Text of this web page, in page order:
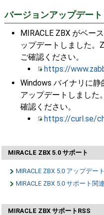
バージョンアップデート
MIRACLE ZBX がベー
ップデートしました。
ご確認ください。
https://
Windows バイナリに
アップデートしました
確認ください。
https://curl.se/
MIRACLE ZBX 5.0 サポート
MIRACLE ZBX 5.0 アップデー
MIRACLE ZBX 5.0 サポート関
MIRACLE ZBX サポートRSS